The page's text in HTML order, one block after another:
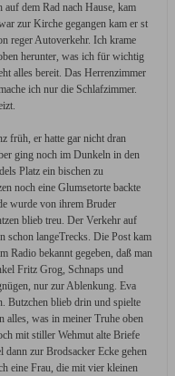
dem Rad nach Hause, kam
zur Kirche gegangen kam er st
reger Autoverkehr. Ich krame
herunter, was ich für wichtig
alles bereit. Das Herrenzimmer
ich nur die Schlafzimmer.
früh, er hatte gar nicht dran
ging noch im Dunkeln in den
Platz ein bischen zu
noch eine Glumsetorte backte
wurde von ihrem Bruder
blieb treu. Der Verkehr auf
schon langeTrecks. Die Post kam
Radio bekannt gegeben, daß man
Fritz Grog, Schnaps und
nur zur Ablenkung. Eva
Butzchen blieb drin und spielte
alles, was in meiner Truhe oben
mit stiller Wehmut alte Briefe
dann zur Brodsacker Ecke gehen
eine Frau, die mit vier kleinen